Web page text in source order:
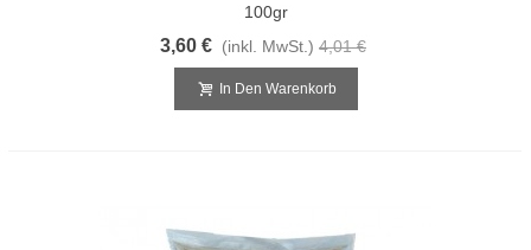
100gr
3,60 € (inkl. MwSt.) 4,01 €
In Den Warenkorb